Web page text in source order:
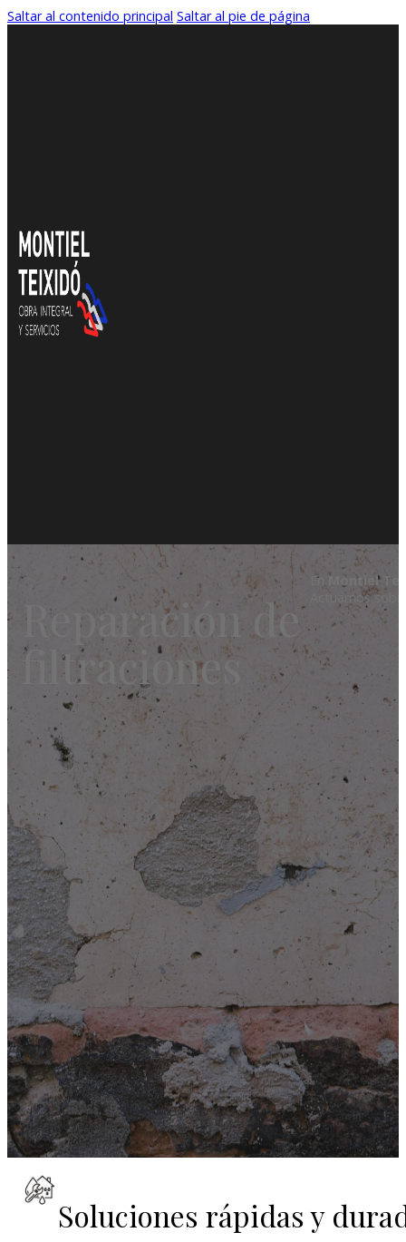
Saltar al contenido principal Saltar al pie de página
Reparación de
filtraciones
En Montiel
Actuamos
Soluciones rápidas y